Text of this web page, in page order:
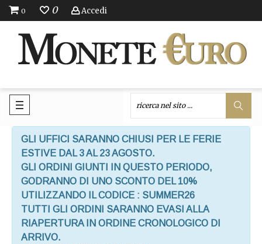
0 0 Accedi
GLI UFFICI SARANNO CHIUSI PER LE FERIE
ESTIVE DAL 3 AL 23 AGOSTO.
GLI ORDINI GIUNTI IN QUESTO PERIODO,
GODRANNO DI UNO SCONTO DEL 10%
UTILIZZANDO IL CODICE : SUMMER26
TUTTI GLI ORDINI SARANNO EVASI ALLA
RIAPERTURA IN ORDINE CRONOLOGICO DI
ARRIVO.